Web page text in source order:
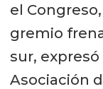
el
gremio
sur,
Asociación